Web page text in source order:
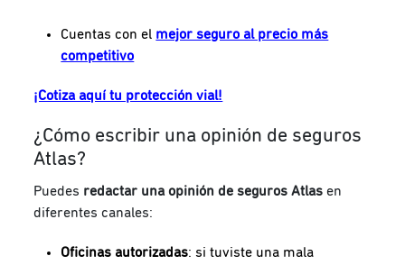
Cuentas con el mejor seguro al precio más
competitivo
¡Cotiza aquí tu protección vial!
¿Cómo escribir una opinión de seguros
Atlas?
Puedes redactar una opinión de seguros Atlas en
diferentes canales:
Oficinas autorizadas:si tuviste una mala